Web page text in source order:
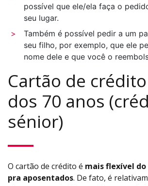
possível que ele/ela faça o
seu lugar.
Também é possível pedir a um
seu filho, por exemplo, que ele
nome dele e que você o
Cartão de
dos 70 anos
sénior)
O cartão de crédito é mais flexível
pra aposentados. De fato, é